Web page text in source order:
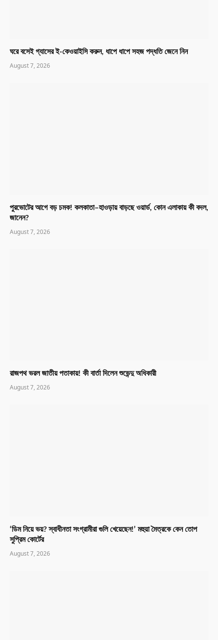
ঘরে বসেই গ্যাসের ই-কেওয়াইসি করুন, ধাপে ধাপে সহজ পদ্ধতি জেনে নিন
August 7, 2026
পুরভোটের আগে বড় চমক! কলকাতা–হাওড়ায় বাড়ছে ওয়ার্ড, কোন এলাকায় কী বদল,
জানেন?
August 7, 2026
রাজপথ ভরল জাতীয় পতাকায়! কী বার্তা দিলেন শুভেন্দু অধিকারী
August 7, 2026
‘ডিম নিয়ে ভয়? স্বাধীনতা সংগ্রামীরা গুলি খেয়েছেন!’ মহুয়া মৈত্রকে কেন তোপ
সুপ্রিম কোর্টের
August 7, 2026